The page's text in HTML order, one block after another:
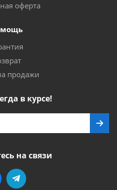
оферта
продажи
в курсе!
на связи